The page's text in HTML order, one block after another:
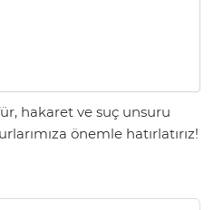
hakaret ve suç unsuru
önemle hatırlatırız!